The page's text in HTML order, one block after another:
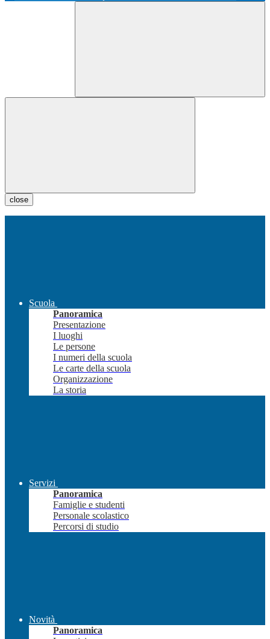
close
Scuola
Panoramica
Presentazione
I luoghi
Le persone
I numeri della scuola
Le carte della scuola
Organizzazione
La storia
Servizi
Panoramica
Famiglie e studenti
Personale scolastico
Percorsi di studio
Novità
Panoramica